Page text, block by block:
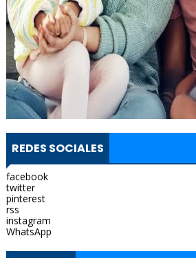
REDES SOCIALES
facebook
twitter
pinterest
rss
instagram
WhatsApp